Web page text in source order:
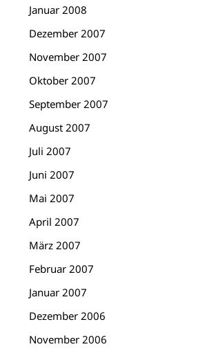
Januar 2008
Dezember 2007
November 2007
Oktober 2007
September 2007
August 2007
Juli 2007
Juni 2007
Mai 2007
April 2007
März 2007
Februar 2007
Januar 2007
Dezember 2006
November 2006